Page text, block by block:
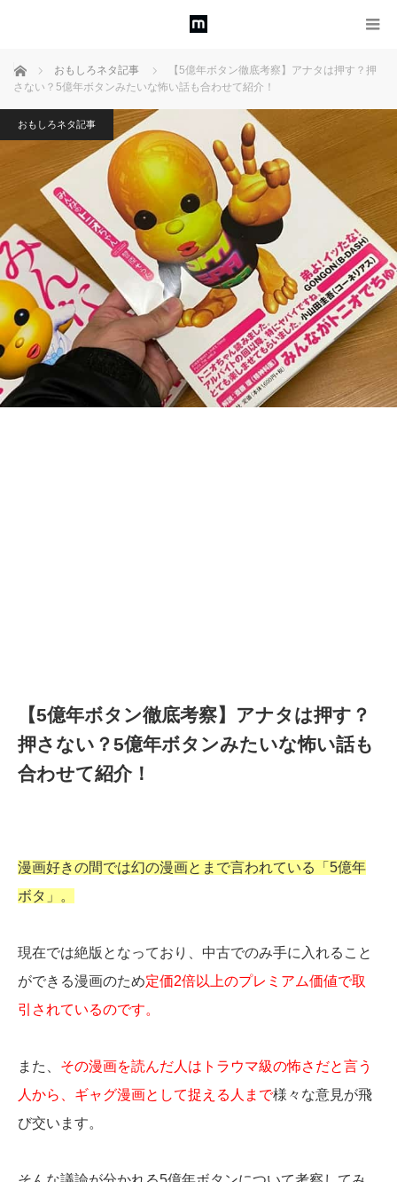
ホーム おもしろネタ記事
【5億年ボタン徹底考察】アナタは押す？押
さない？5億年ボタンみたいな怖い話も合わせて紹介！
おもしろネタ記事
【5億年ボタン徹底考察】アナタは押す？
押さない？5億年ボタンみたいな怖い話も
合わせて紹介！
漫画好きの間では幻の漫画とまで言われている「5億年
ボタ」。
現在では絶版となっており、中古でのみ手に入れること
ができる漫画のため定価2倍以上のプレミアム価値で取
引されているのです。
また、 その漫画を読んだ人はトラウマ級の怖さだと言う
人から、ギャグ漫画として捉える人まで様々な意見が飛
び交います。